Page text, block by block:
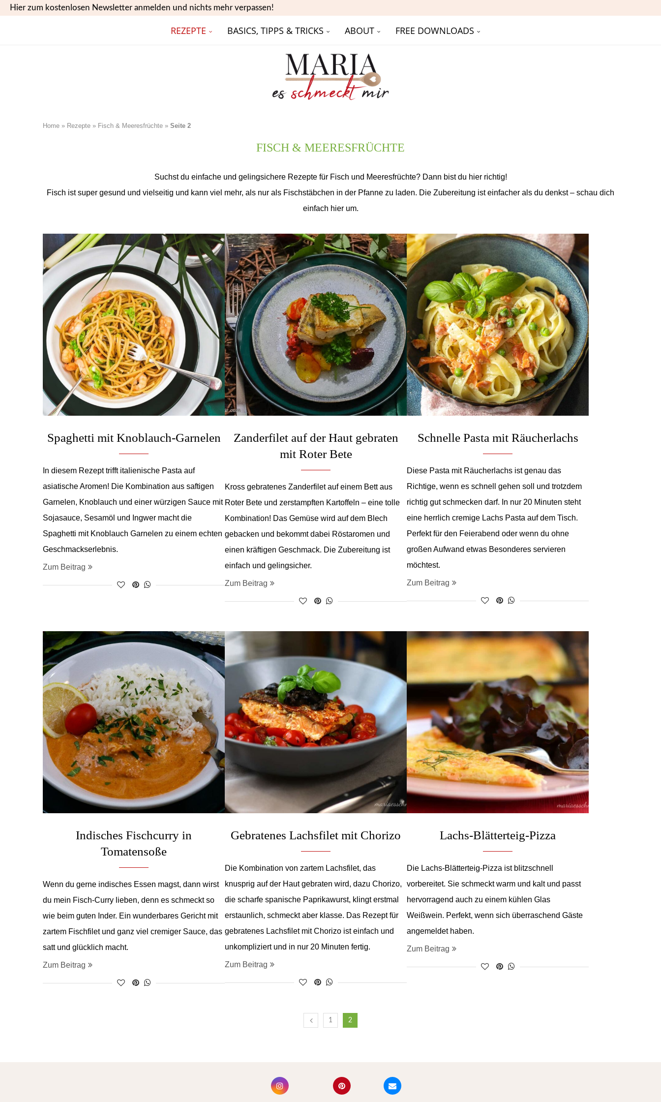
Hier zum kostenlosen Newsletter anmelden und nichts mehr verpassen!
REZEPTE BASICS, TIPPS & TRICKS ABOUT FREE DOWNLOADS
Home » Rezepte » Fisch & Meeresfrüchte » Seite 2
FISCH & MEERESFRÜCHTE
Suchst du einfache und gelingsichere Rezepte für Fisch und Meeresfrüchte? Dann bist du hier richtig!
Fisch ist super gesund und vielseitig und kann viel mehr, als nur als Fischstäbchen in der Pfanne zu laden. Die Zubereitung ist einfacher als du denkst – schau dich
einfach hier um.
Spaghetti mit Knoblauch-Garnelen
In diesem Rezept trifft italienische Pasta auf
asiatische Aromen! Die Kombination aus saftigen
Garnelen, Knoblauch und einer würzigen Sauce mit
Sojasauce, Sesamöl und Ingwer macht die
Spaghetti mit Knoblauch Garnelen zu einem echten
Geschmackserlebnis.
Zum Beitrag
Zanderfilet auf der Haut gebraten
mit Roter Bete
Kross gebratenes Zanderfilet auf einem Bett aus
Roter Bete und zerstampften Kartoffeln – eine tolle
Kombination! Das Gemüse wird auf dem Blech
gebacken und bekommt dabei Röstaromen und
einen kräftigen Geschmack. Die Zubereitung ist
einfach und gelingsicher.
Zum Beitrag
Schnelle Pasta mit Räucherlachs
Diese Pasta mit Räucherlachs ist genau das
Richtige, wenn es schnell gehen soll und trotzdem
richtig gut schmecken darf. In nur 20 Minuten steht
eine herrlich cremige Lachs Pasta auf dem Tisch.
Perfekt für den Feierabend oder wenn du ohne
großen Aufwand etwas Besonderes servieren
möchtest.
Zum Beitrag
Indisches Fischcurry in
Tomatensoße
Wenn du gerne indisches Essen magst, dann wirst
du mein Fisch-Curry lieben, denn es schmeckt so
wie beim guten Inder. Ein wunderbares Gericht mit
zartem Fischfilet und ganz viel cremiger Sauce, das
satt und glücklich macht.
Zum Beitrag
Gebratenes Lachsfilet mit Chorizo
Die Kombination von zartem Lachsfilet, das
knusprig auf der Haut gebraten wird, dazu Chorizo,
die scharfe spanische Paprikawurst, klingt erstmal
erstaunlich, schmeckt aber klasse. Das Rezept für
gebratenes Lachsfilet mit Chorizo ist einfach und
unkompliziert und in nur 20 Minuten fertig.
Zum Beitrag
Lachs-Blätterteig-Pizza
Die Lachs-Blätterteig-Pizza ist blitzschnell
vorbereitet. Sie schmeckt warm und kalt und passt
hervorragend auch zu einem kühlen Glas
Weißwein. Perfekt, wenn sich überraschend Gäste
angemeldet haben.
Zum Beitrag
1 2